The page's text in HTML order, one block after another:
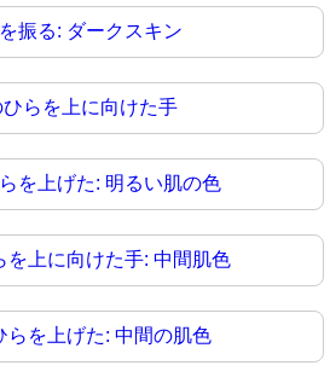
振る: ダークスキン
らを上に向けた手
を上げた: 明るい肌の色
を上に向けた手: 中間肌色
らを上げた: 中間の肌色